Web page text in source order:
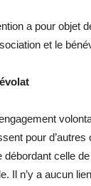
a pour objet
et le
pour d’autres
débordant celle
Il n’y a aucun